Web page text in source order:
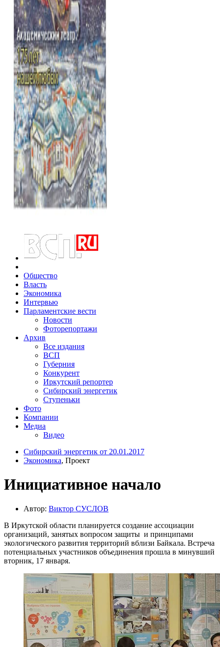
Общество
Власть
Экономика
Интервью
Парламентские вести
Новости
Фоторепортажи
Архив
Все издания
ВСП
Губерния
Конкурент
Иркутский репортер
Сибирский энергетик
Ступеньки
Фото
Компании
Медиа
Видео
Сибирский энергетик от 20.01.2017
Экономика, Проект
Инициативное начало
Автор: Виктор СУСЛОВ
В Иркутской области планируется создание ассоциации
организаций, занятых вопросом защиты и принципами
экологического развития территорий вблизи Байкала. Встреча
потенциальных участников объединения прошла в минувший
вторник, 17 января.